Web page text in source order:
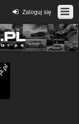
Zaloguj się